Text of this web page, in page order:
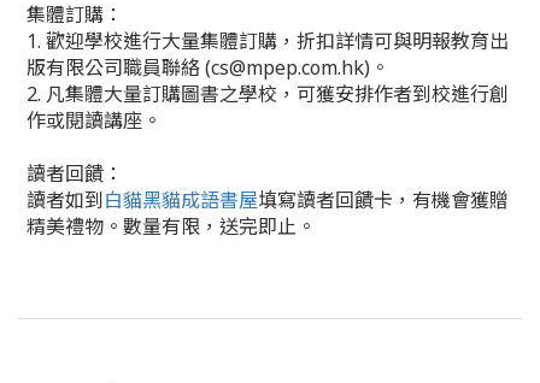
集體訂購：
1. 歡迎學校進行大量集體訂購，折扣詳情可與明報教育出
版有限公司職員聯絡 (cs@mpep.com.hk)。
2. 凡集體大量訂購圖書之學校，可獲安排作者到校進行創
作或閱讀講座。
讀者回饋：
讀者如到白貓黑貓成語書屋填寫讀者回饋卡，有機會獲贈
精美禮物。數量有限，送完即止。